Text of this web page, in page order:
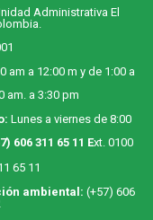
Administrativa El
am a 12:00 m y de 1:00 a
am. a 3:30 pm
Lunes a viernes de 8:00
606 311 65 11 Ext. 0100
65 11
ambiental: (+57) 606